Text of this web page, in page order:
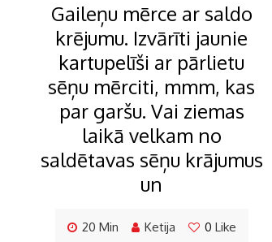
Gaileņu mērce ar saldo
krējumu. Izvārīti jaunie
kartupelīši ar pārlietu
sēņu mērciti, mmm, kas
par garšu. Vai ziemas
laikā velkam no
saldētavas sēņu krājumus
un
20 Min Ketija 0 Like